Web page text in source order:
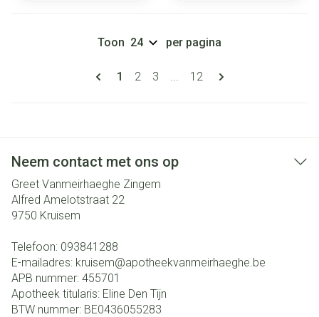
Pagina's
U lees momenteel pagina
1 Pagina
2 Pagina
3 ... Pagina
12
Toon per pagina
Neem contact met ons op
Greet Vanmeirhaeghe Zingem
Alfred Amelotstraat 22
9750 Kruisem
Telefoon: 093841288
E-mailadres: kruisem@apotheekvanmeirhaeghe.be
APB nummer: 455701
Apotheek titularis: Eline Den Tijn
BTW nummer: BE0436055283